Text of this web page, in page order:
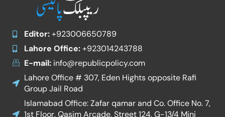
Editor:+923006650789
Lahore Office:+923014243788
E-mail:info@republicpolicy.com
Lahore Office # 307, Eden Hights opposite Rafi
Group Jail Road
Islamabad Office: Zafar qamar and Co. Office No. 7,
1st Floor, Qasim Arcade, Street 124, G-13/4 Mini